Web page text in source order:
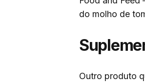
do molho de
Outro produto